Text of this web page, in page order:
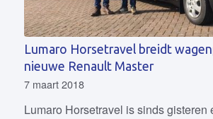
Lumaro Horsetravel breidt
nieuwe Renault Master
7 maart 2018
Lumaro Horsetravel is sinds gisteren